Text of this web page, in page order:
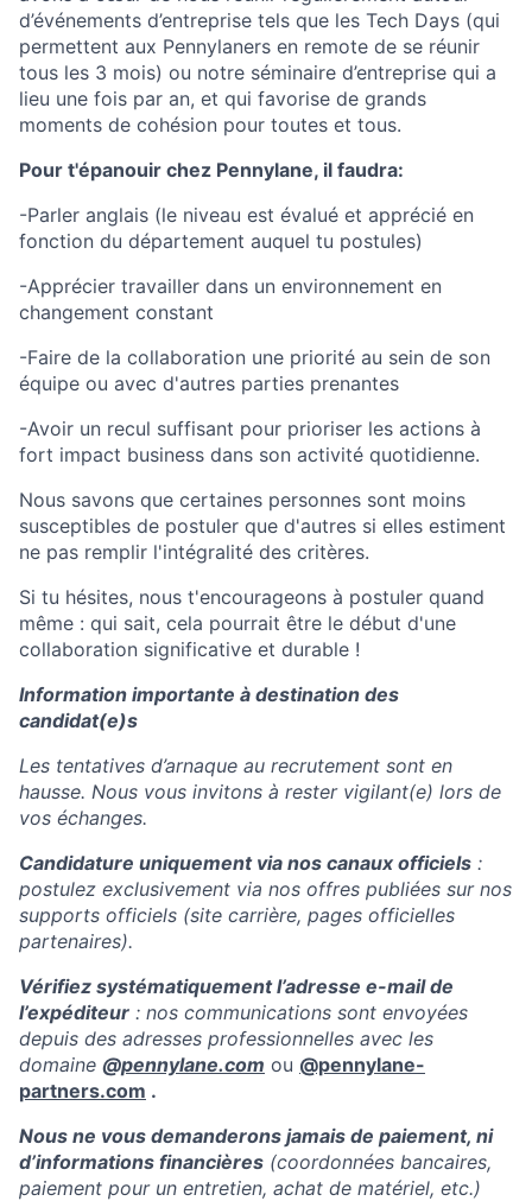
d’événements d’entreprise tels que les Tech Days (qui
permettent aux Pennylaners en remote de se réunir
tous les 3 mois) ou notre séminaire d’entreprise qui a
lieu une fois par an, et qui favorise de grands
moments de cohésion pour toutes et tous.
Pour t'épanouir chez Pennylane, il faudra:
-Parler anglais (le niveau est évalué et apprécié en
fonction du département auquel tu postules)
-Apprécier travailler dans un environnement en
changement constant
-Faire de la collaboration une priorité au sein de son
équipe ou avec d'autres parties prenantes
-Avoir un recul suffisant pour prioriser les actions à
fort impact business dans son activité quotidienne.
Nous savons que certaines personnes sont moins
susceptibles de postuler que d'autres si elles estiment
ne pas remplir l'intégralité des critères.
Si tu hésites, nous t'encourageons à postuler quand
même : qui sait, cela pourrait être le début d'une
collaboration significative et durable !
Information importante à destination des
candidat(e)s
Les tentatives d’arnaque au recrutement sont en
hausse. Nous vous invitons à rester vigilant(e) lors de
vos échanges.
Candidature uniquement via nos canaux officiels :
postulez exclusivement via nos offres publiées sur nos
supports officiels (site carrière, pages officielles
partenaires).
Vérifiez systématiquement l’adresse e-mail de
l’expéditeur : nos communications sont envoyées
depuis des adresses professionnelles avec les
domaine @pennylane.com ou @pennylane-
partners.com .
Nous ne vous demanderons jamais de paiement, ni
d’informations financières (coordonnées bancaires,
paiement pour un entretien, achat de matériel, etc.)